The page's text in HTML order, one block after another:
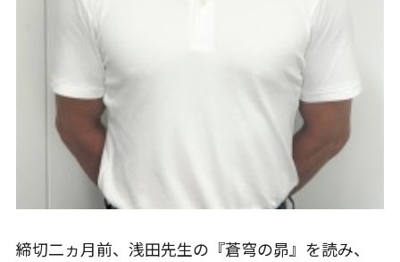
締切二ヵ月前、浅田先生の『蒼穹の昴』を読み、